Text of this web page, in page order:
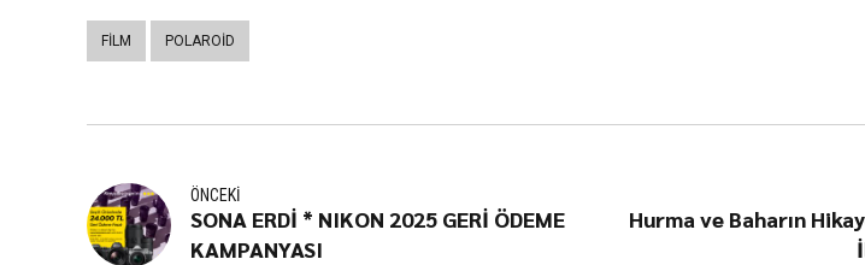
FILM POLAROID
ÖNCEKI
SONA ERDİ * NIKON 2025 GERİ ÖDEME
KAMPANYASI
Hurma ve Baharın